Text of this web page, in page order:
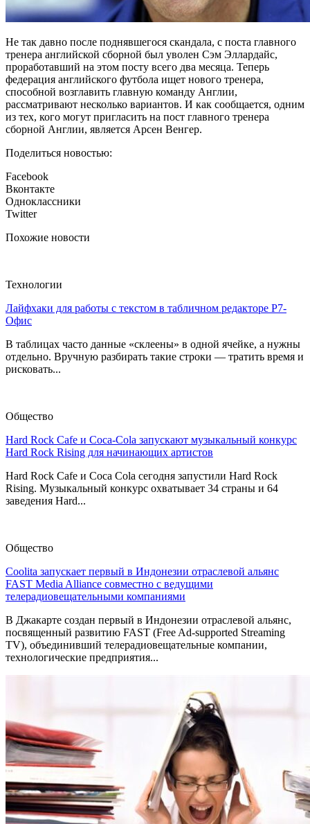
Не так давно после поднявшегося скандала, с поста главного
тренера английской сборной был уволен Сэм Эллардайс,
проработавший на этом посту всего два месяца. Теперь
федерация английского футбола ищет нового тренера,
способной возглавить главную команду Англии,
рассматривают несколько вариантов. И как сообщается, одним
из тех, кого могут пригласить на пост главного тренера
сборной Англии, является Арсен Венгер.
Поделиться новостью:
Facebook
Вконтакте
Одноклассники
Twitter
Похожие новости
Технологии
Лайфхаки для работы с текстом в табличном редакторе Р7-
Офис
В таблицах часто данные «склеены» в одной ячейке, а нужны
отдельно. Вручную разбирать такие строки — тратить время и
рисковать...
Общество
Hard Rock Cafe и Coca-Cola запускают музыкальный конкурс
Hard Rock Rising для начинающих артистов
Hard Rock Cafe и Coca Cola сегодня запустили Hard Rock
Rising. Музыкальный конкурс охватывает 34 страны и 64
заведения Hard...
Общество
Coolita запускает первый в Индонезии отраслевой альянс
FAST Media Alliance совместно с ведущими
телерадиовещательными компаниями
В Джакарте создан первый в Индонезии отраслевой альянс,
посвященный развитию FAST (Free Ad-supported Streaming
TV), объединивший телерадиовещательные компании,
технологические предприятия...